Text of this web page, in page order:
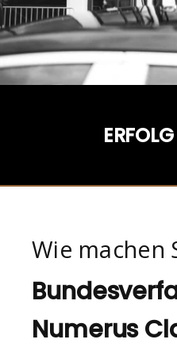
Wie machen
Numerus